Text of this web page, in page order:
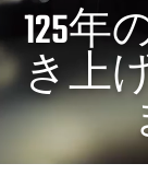
125年
き上